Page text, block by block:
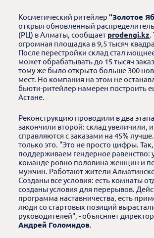
Косметический ритейлер"Золотое
открыл обновленный
(РЦ) в Алматы, сообщает prodengi.kz.
огромная площадка в 9,5 тысяч
После перестройки склад стал
может обрабатывать до 15 тысяч
тому же было открыто больше 300
мест. Но компания на этом не
бьюти-ритейлер намерен построить
Астане.
Реконструкцию проводили в два
закончили второй: склад увеличили,
справляются с заказами на 45%
только это. "Это не просто цифры.
поддерживаем гендерное равенство:
команде ровно половина женщин и
мужчин. Работают жители
Созданы все условия: есть комнаты
созданы условия для перерывов.
программа наставничества, есть
люди со стартовых позиций
руководителей", - объясняет
Андрей Голомидов.